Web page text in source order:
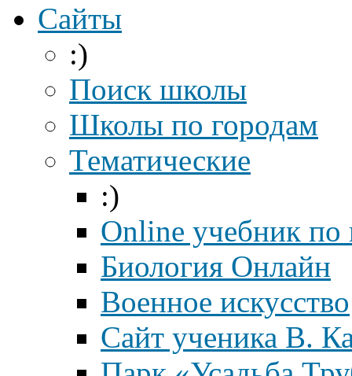
Сайты
:)
Поиск школы
Школы по городам
Тематические
:)
Online учебник по
Биология Онлайн
Военное искусство
Cайт ученика В.